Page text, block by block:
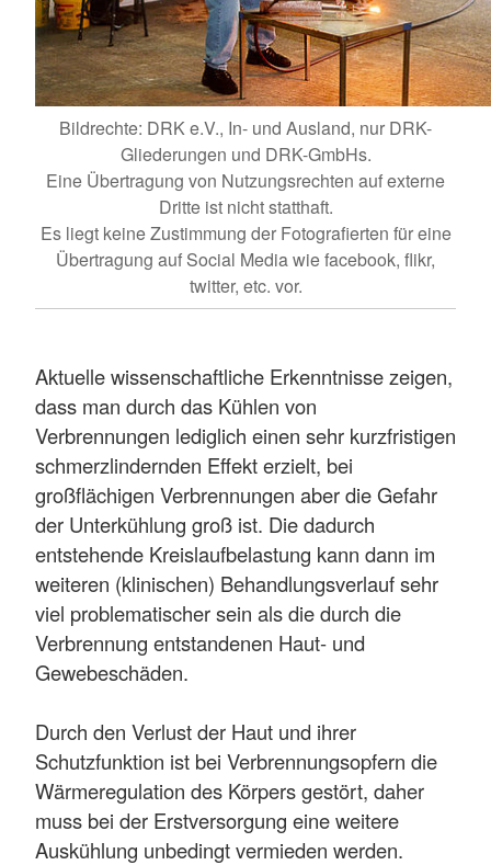
Bildrechte: DRK e.V., In- und Ausland, nur DRK-
Gliederungen und DRK-GmbHs.
Eine Übertragung von Nutzungsrechten auf externe
Dritte ist nicht statthaft.
Es liegt keine Zustimmung der Fotografierten für eine
Übertragung auf Social Media wie facebook, flikr,
twitter, etc. vor.
Aktuelle wissenschaftliche Erkenntnisse zeigen,
dass man durch das Kühlen von
Verbrennungen lediglich einen sehr kurzfristigen
schmerzlindernden Effekt erzielt, bei
großflächigen Verbrennungen aber die Gefahr
der Unterkühlung groß ist. Die dadurch
entstehende Kreislaufbelastung kann dann im
weiteren (klinischen) Behandlungsverlauf sehr
viel problematischer sein als die durch die
Verbrennung entstandenen Haut- und
Gewebeschäden.
Durch den Verlust der Haut und ihrer
Schutzfunktion ist bei Verbrennungsopfern die
Wärmeregulation des Körpers gestört, daher
muss bei der Erstversorgung eine weitere
Auskühlung unbedingt vermieden werden.